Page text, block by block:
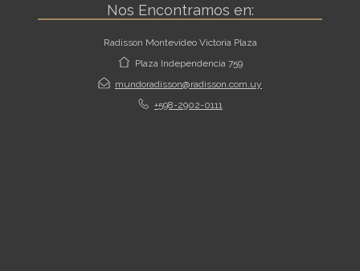
Nos Encontramos en:
Radisson Montevideo Victoria Plaza
Plaza Independencia 759
mundoradisson@radisson.com.uy
+598-2902-0111